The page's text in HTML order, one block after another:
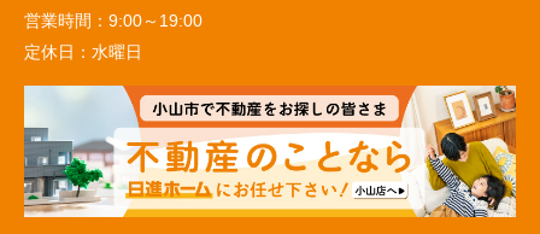
営業時間： 9:00～19:00
定休日： 水曜日